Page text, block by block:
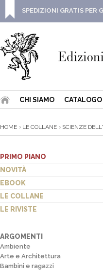
SPEDIZIONI GRATIS PER
CHI SIAMO CATALOGO
HOME LE COLLANE SCIENZE
PRIMO PIANO
NOVITÀ
EBOOK
LE COLLANE
LE RIVISTE
ARGOMENTI
Ambiente
Arte e Architettura
Bambini e ragazzi